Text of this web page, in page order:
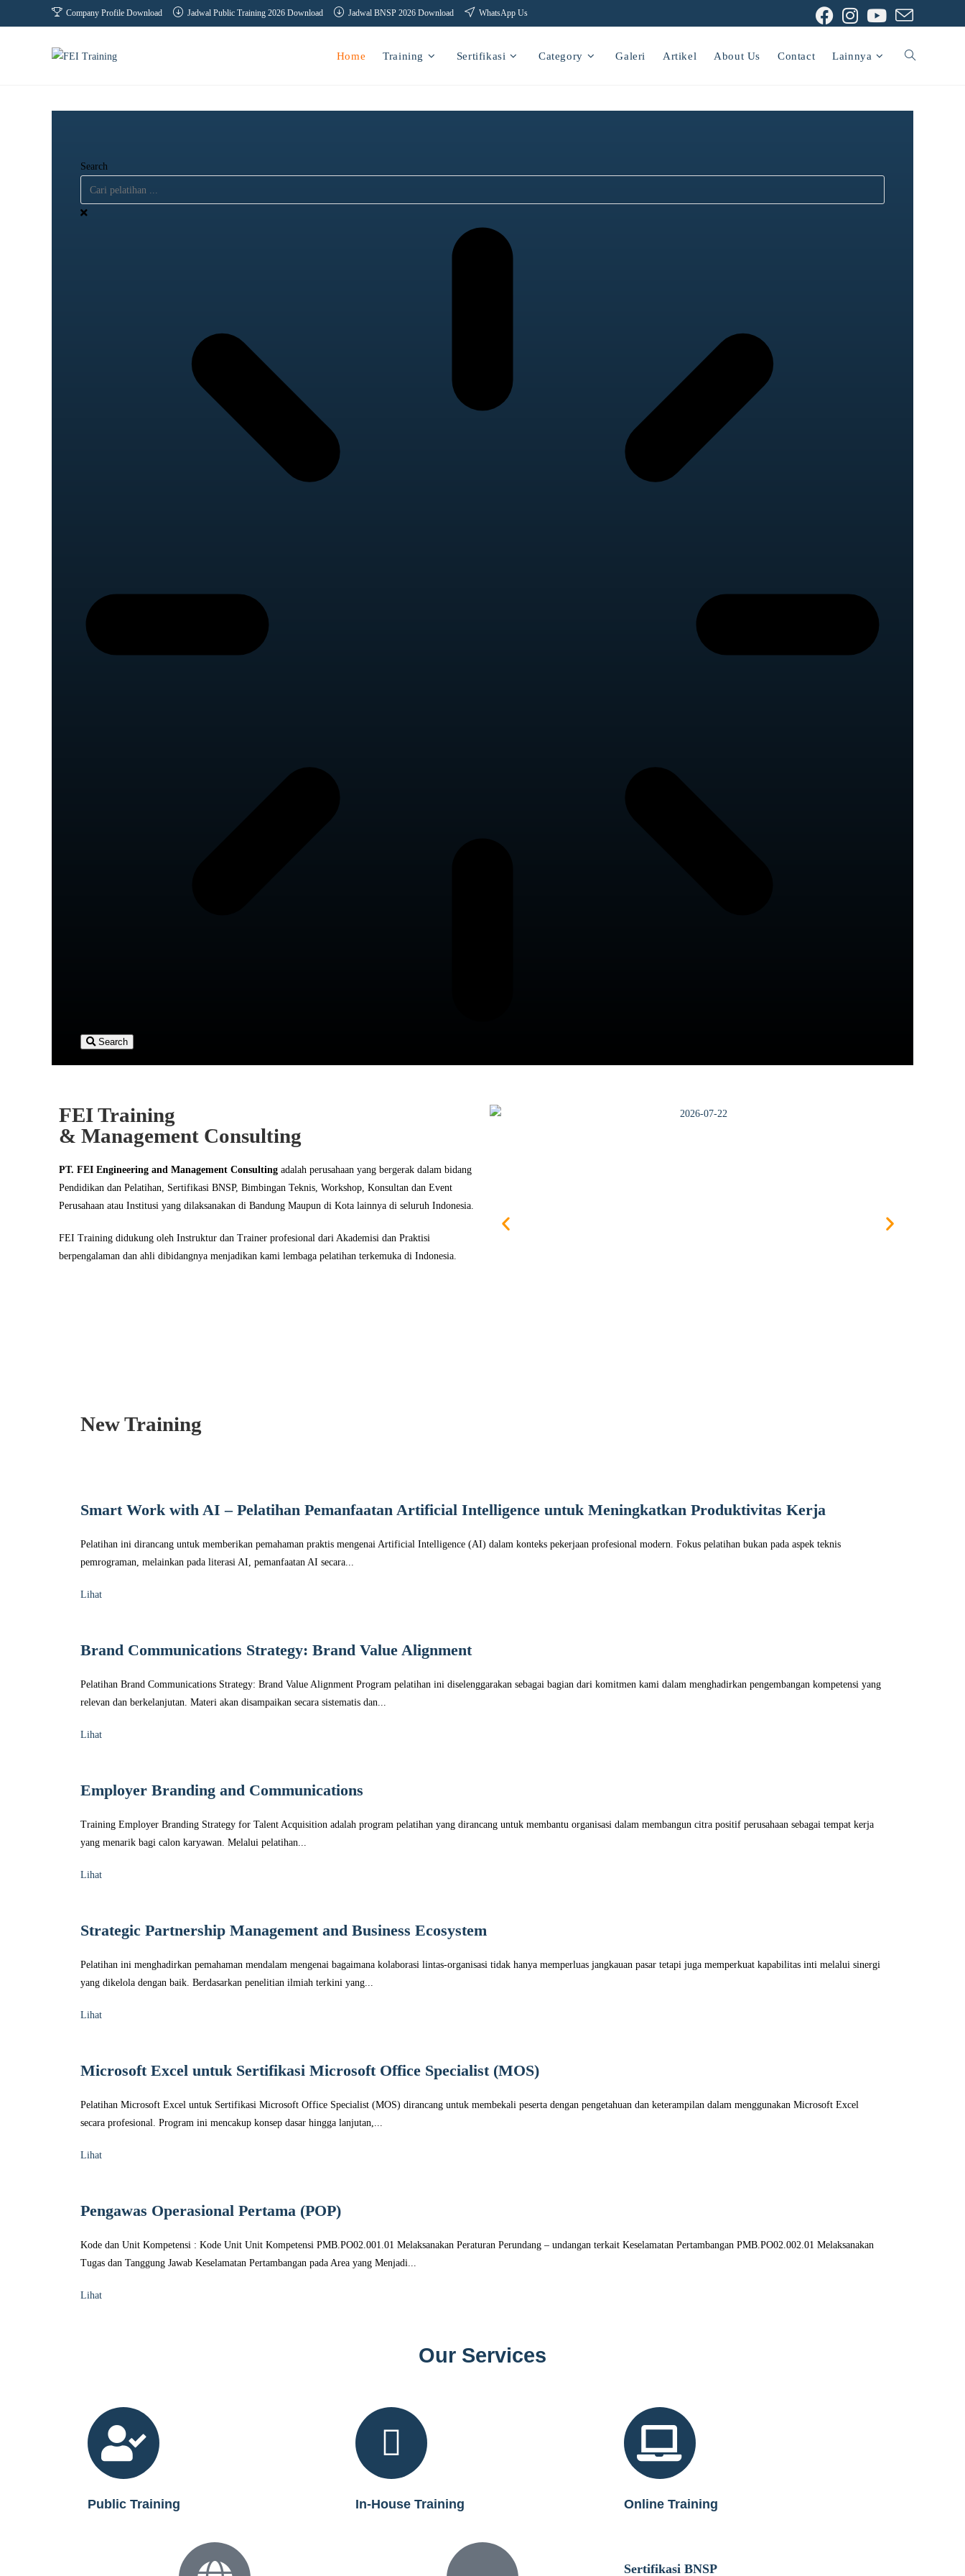
Company Profile Download Jadwal Public Training 2026 Download Jadwal BNSP 2026 Download WhatsApp Us
Home Training Sertifikasi Category Galeri Artikel About Us Contact Lainnya
Search
Search
FEI Training
& Management Consulting
PT. FEI Engineering and Management Consulting adalah perusahaan yang bergerak dalam bidang
Pendidikan dan Pelatihan, Sertifikasi BNSP, Bimbingan Teknis, Workshop, Konsultan dan Event
Perusahaan atau Institusi yang dilaksanakan di Bandung Maupun di Kota lainnya di seluruh Indonesia.
FEI Training didukung oleh Instruktur dan Trainer profesional dari Akademisi dan Praktisi
berpengalaman dan ahli dibidangnya menjadikan kami lembaga pelatihan terkemuka di Indonesia.
New Training
Smart Work with AI – Pelatihan Pemanfaatan Artificial Intelligence untuk Meningkatkan Produktivitas Kerja
Pelatihan ini dirancang untuk memberikan pemahaman praktis mengenai Artificial Intelligence (AI) dalam konteks pekerjaan profesional modern. Fokus pelatihan bukan pada aspek teknis
pemrograman, melainkan pada literasi AI, pemanfaatan AI secara...
Lihat
Brand Communications Strategy: Brand Value Alignment
Pelatihan Brand Communications Strategy: Brand Value Alignment Program pelatihan ini diselenggarakan sebagai bagian dari komitmen kami dalam menghadirkan pengembangan kompetensi yang
relevan dan berkelanjutan. Materi akan disampaikan secara sistematis dan...
Lihat
Employer Branding and Communications
Training Employer Branding Strategy for Talent Acquisition adalah program pelatihan yang dirancang untuk membantu organisasi dalam membangun citra positif perusahaan sebagai tempat kerja
yang menarik bagi calon karyawan. Melalui pelatihan...
Lihat
Strategic Partnership Management and Business Ecosystem
Pelatihan ini menghadirkan pemahaman mendalam mengenai bagaimana kolaborasi lintas-organisasi tidak hanya memperluas jangkauan pasar tetapi juga memperkuat kapabilitas inti melalui sinergi
yang dikelola dengan baik. Berdasarkan penelitian ilmiah terkini yang...
Lihat
Microsoft Excel untuk Sertifikasi Microsoft Office Specialist (MOS)
Pelatihan Microsoft Excel untuk Sertifikasi Microsoft Office Specialist (MOS) dirancang untuk membekali peserta dengan pengetahuan dan keterampilan dalam menggunakan Microsoft Excel
secara profesional. Program ini mencakup konsep dasar hingga lanjutan,...
Lihat
Pengawas Operasional Pertama (POP)
Kode dan Unit Kompetensi : Kode Unit Unit Kompetensi PMB.PO02.001.01 Melaksanakan Peraturan Perundang – undangan terkait Keselamatan Pertambangan PMB.PO02.002.01 Melaksanakan
Tugas dan Tanggung Jawab Keselamatan Pertambangan pada Area yang Menjadi...
Lihat
Our Services
Public Training In-House Training Online Training
Sertifikasi BNSP